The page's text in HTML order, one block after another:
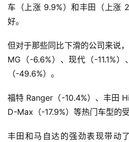
车（上涨 9.9%）和丰田（上涨
好。
但对于那些同比下滑的公司来说
MG（-6.6%）、现代（-11.1%
（-49.6%）。
福特 Ranger（-10.4%）、丰田
D-Max（-17.9%）等热门车型的
丰田和马自达的强劲表现带动